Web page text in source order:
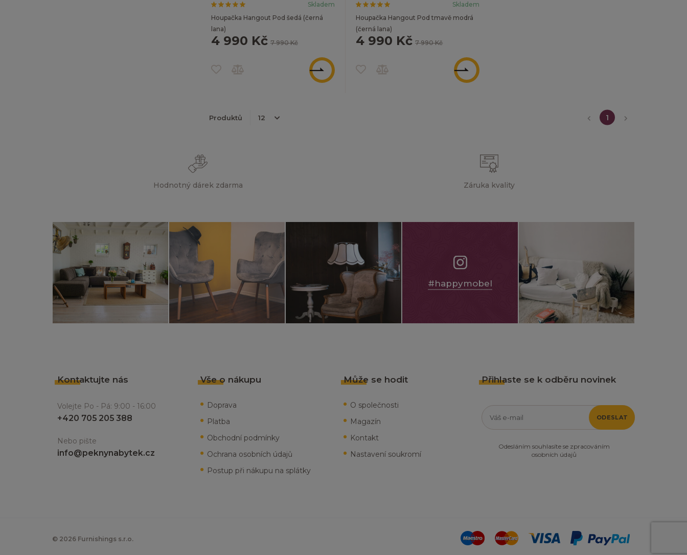
Skladem
Houpačka Hangout Pod šedá (černá
lana)
4 990 Kč 7 990 Kč
ZOBRAZIT
Skladem
Houpačka Hangout Pod tmavě modrá
(černá lana)
4 990 Kč 7 990 Kč
ZOBRAZIT
Produktů 1
Hodnotný dárek zdarma Záruka kvality
#happymobel
Přihlaste se k odběru novinek
ODESLAT
Odesláním souhlasíte se zpracováním
osobních údajů
Kontaktujte nás
Volejte Po - Pá: 9:00 - 16:00
+420 705 205 388
Nebo pište
info@peknynabytek.cz
Vše o nákupu
Doprava
Platba
Obchodní podmínky
Ochrana osobních údajů
Postup při nákupu na splátky
Může se hodit
O společnosti
Magazín
Kontakt
Nastavení soukromí
© 2026 Furnishings s.r.o.